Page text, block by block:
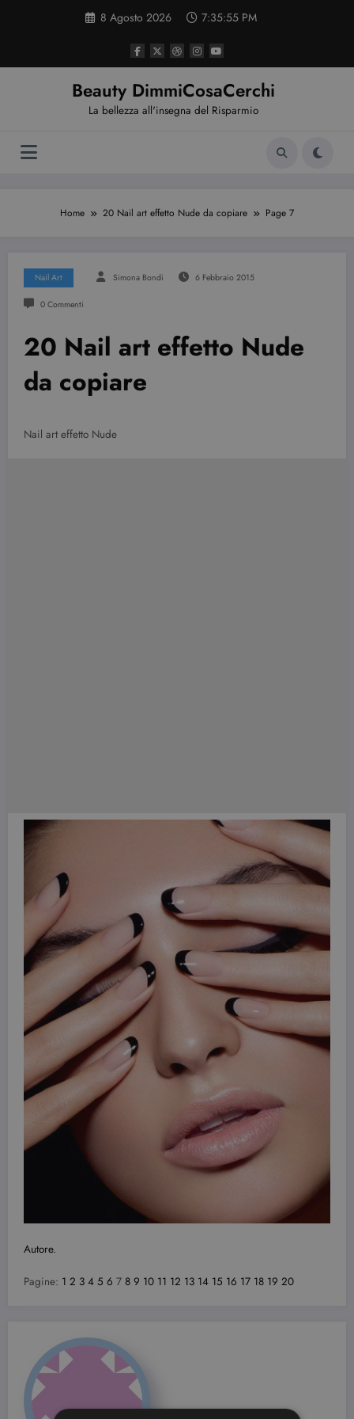
8 Agosto 2026 7:35:56 PM
Beauty DimmiCosaCerchi
La bellezza all'insegna del Risparmio
Home 20 Nail art effetto Nude da copiare Page 7
Nail Art Simona Bondi 6 Febbraio 2015
0 Commenti
20 Nail art effetto Nude
da copiare
Nail art effetto Nude
Autore.
Pagine: 1 2 3 4 5 6 7 8 9 10 11 12 13 14 15 16 17 18 19 20